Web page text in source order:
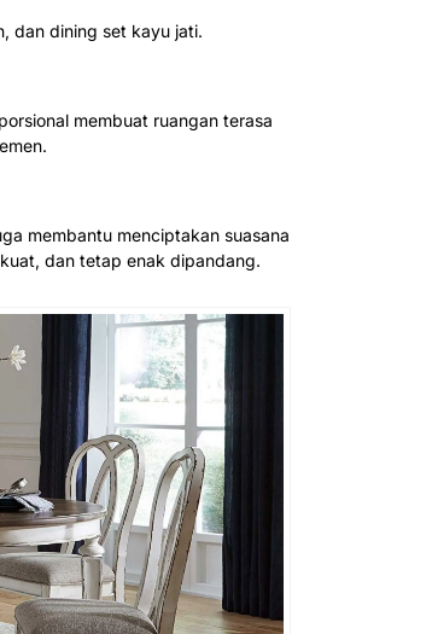
dan dining set kayu jati.
membuat ruangan terasa
membantu menciptakan suasana
dan tetap enak dipandang.